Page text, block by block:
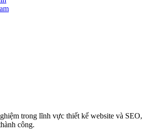
trong lĩnh vực thiết kế website và SEO,
công.